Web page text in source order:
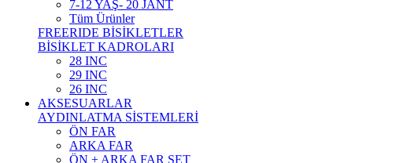
7-12 YAŞ- 20 JANT
Tüm Ürünler
FREERIDE BİSİKLETLER
BİSİKLET KADROLARI
28 INC
29 INC
26 INC
AKSESUARLAR
AYDINLATMA SİSTEMLERİ
ÖN FAR
ARKA FAR
ÖN + ARKA FAR SET